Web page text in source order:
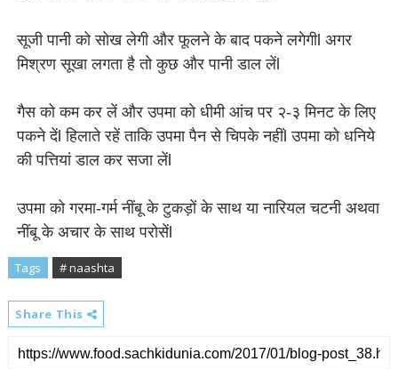
सूजी पानी को सोख लेगी और फूलने के बाद पकने लगेगीl अगर
मिश्रण सूखा लगता है तो कुछ और पानी डाल लेंl
गैस को कम कर लें और उपमा को धीमी आंच पर २-३ मिनट के लिए
पकने देंl हिलाते रहें ताकि उपमा पैन से चिपके नहींl उपमा को धनिये
की पत्तियां डाल कर सजा लेंl
उपमा को गरमा-गर्म नींबू के टुकड़ों के साथ या नारियल चटनी अथवा
नींबू के अचार के साथ परोसेंl
Tags # naashta
Share This